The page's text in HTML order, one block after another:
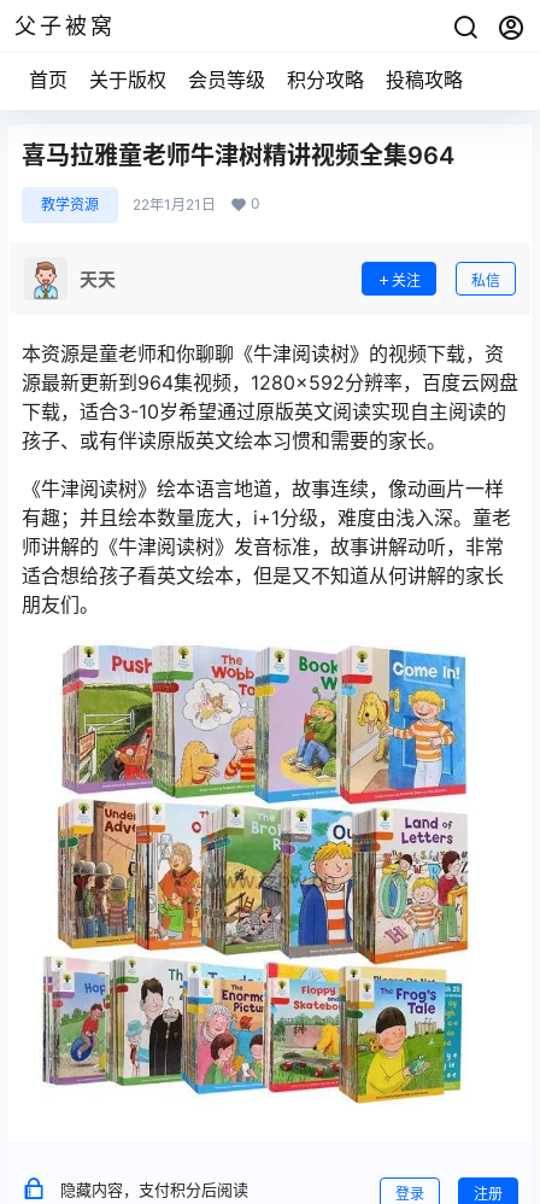
父子被窝
首页 关于版权 会员等级 积分攻略 投稿攻略
喜马拉雅童老师牛津树精讲视频全集964
教学资源 22年1月21日 0
天天 关注 私信
本资源是童老师和你聊聊《牛津阅读树》的视频下载，资
源最新更新到964集视频，1280×592分辨率，百度云网盘
下载，适合3-10岁希望通过原版英文阅读实现自主阅读的
孩子、或有伴读原版英文绘本习惯和需要的家长。
《牛津阅读树》绘本语言地道，故事连续，像动画片一样
有趣；并且绘本数量庞大，i+1分级，难度由浅入深。童老
师讲解的《牛津阅读树》发音标准，故事讲解动听，非常
适合想给孩子看英文绘本，但是又不知道从何讲解的家长
朋友们。
隐藏内容，支付积分后阅读 登录 注册